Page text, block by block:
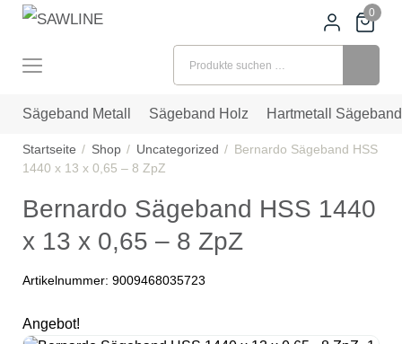
0
Sägeband Metall Sägeband Holz Hartmetall Sägeband
Startseite Shop Uncategorized
Bernardo Sägeband HSS
1440 x 13 x 0,65 – 8 ZpZ
Bernardo Sägeband HSS 1440
x 13 x 0,65 – 8 ZpZ
Artikelnummer: 9009468035723
Angebot!